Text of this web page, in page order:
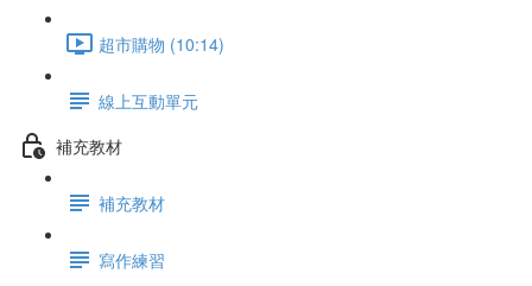
超市購物 (10:14)
線上互動單元
補充教材
補充教材
寫作練習